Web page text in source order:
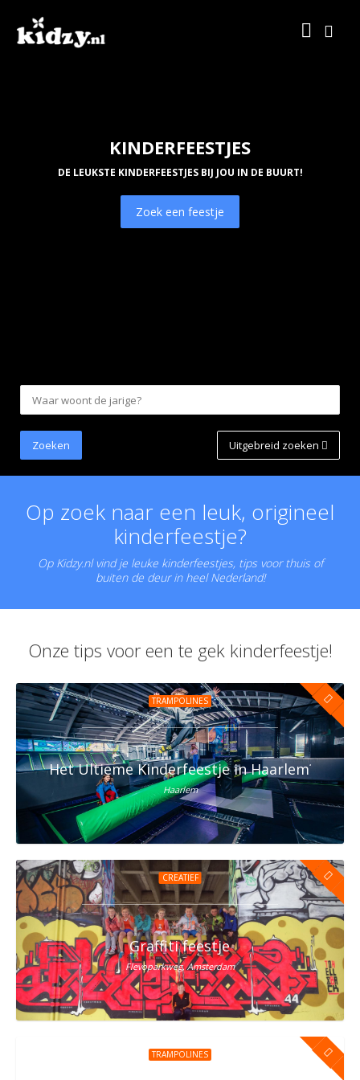
KINDERFEESTJES
DE LEUKSTE KINDERFEESTJES BIJ JOU IN DE BUURT!
Zoek een feestje
Uitgebreid zoeken
Op zoek naar een leuk, origineel
kinderfeestje?
Op Kidzy.nl vind je leuke kinderfeestjes, tips voor thuis of
buiten de deur in heel Nederland!
Onze tips voor een te gek kinderfeestje!
TRAMPOLINES
Het Ultieme Kinderfeestje in Haarlem? Vier
Haarlem
CREATIEF
Graffiti feestje
Flevoparkweg, Amsterdam
TRAMPOLINES